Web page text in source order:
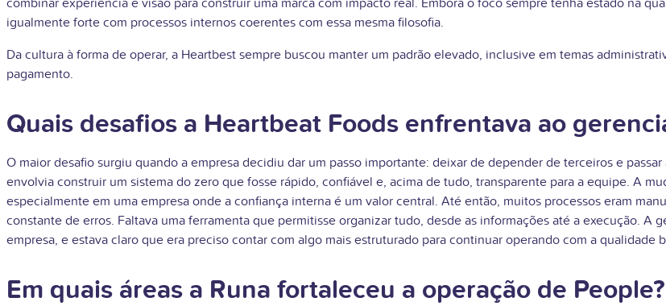
combinar experiência e visão para construir uma marca com impacto real. Embora o foco sempre tenha estado na
igualmente forte com processos internos coerentes com essa mesma filosofia.
Da cultura à forma de operar, a Heartbest sempre buscou manter um padrão elevado, inclusive em temas
pagamento.
Quais desafios a Heartbeat Foods enfrentava ao
O maior desafio surgiu quando a empresa decidiu dar um passo importante: deixar de depender de terceiros e
envolvia construir um sistema do zero que fosse rápido, confiável e, acima de tudo, transparente para a equipe. A
especialmente em uma empresa onde a confiança interna é um valor central. Até então, muitos processos eram
constante de erros. Faltava uma ferramenta que permitisse organizar tudo, desde as informações até a execução. A
empresa, e estava claro que era preciso contar com algo mais estruturado para continuar operando com a qualidade
Em quais áreas a Runa fortaleceu a operação de People?